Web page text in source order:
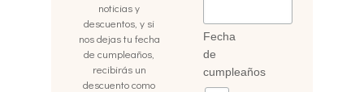
noticias y
descuentos, y si
nos dejas tu fecha
de cumpleaños,
recibirás un
descuento como
Fecha
de
cumpleaños